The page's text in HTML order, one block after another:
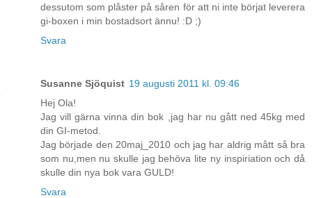
dessutom som plåster på såren för att ni inte börjat leverera
gi-boxen i min bostadsort ännu! :D ;)
Svara
Susanne Sjöquist 19 augusti 2011 kl. 09:46
Hej Ola!
Jag vill gärna vinna din bok ,jag har nu gått ned 45kg med
din GI-metod.
Jag började den 20maj_2010 och jag har aldrig mått så bra
som nu,men nu skulle jag behöva lite ny inspiriation och då
skulle din nya bok vara GULD!
Svara